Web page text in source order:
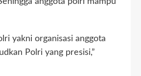
yakni organisasi anggota
Polri yang presisi,”